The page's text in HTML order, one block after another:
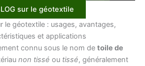
sur le géotextile
le géotextile : usages, avantages,
et applications
connu sous le nom de toile de
non tissé ou tissé, généralement